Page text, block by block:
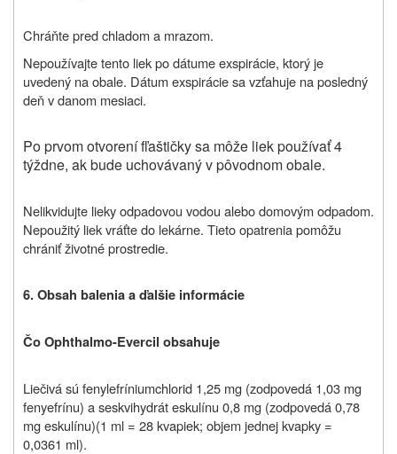
Chráňte pred chladom a mrazom.
Nepoužívajte tento liek po dátume exspirácie, ktorý je
uvedený na obale. Dátum exspirácie sa vzťahuje na posledný
deň v danom mesiaci.
Po prvom otvorení fľaštičky sa môže liek používať 4
týždne, ak bude uchovávaný v pôvodnom obale.
Nelikvidujte lieky odpadovou vodou alebo domovým odpadom.
Nepoužitý liek vráťte do lekárne. Tieto opatrenia pomôžu
chrániť životné prostredie.
6. Obsah balenia a ďalšie informácie
ČoOphthalmo-Evercil obsahuje
Liečivá sú fenylefríniumchlorid 1,25 mg (zodpovedá 1,03 mg
fenyefrínu) a seskvihydrát eskulínu 0,8 mg (zodpovedá 0,78
mg eskulínu)(1 ml = 28 kvapiek; objem jednej kvapky =
0,0361 ml).